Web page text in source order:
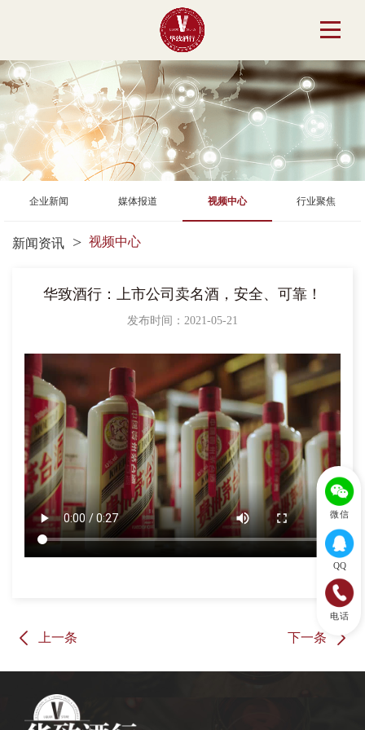
企业新闻 媒体报道 视频中心 行业聚焦
新闻资讯 视频中心
华致酒行：上市公司卖名酒，安全、可靠！
发布时间：2021-05-21
上一条 下一条
微信
QQ
电话